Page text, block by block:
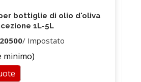
bottiglie di olio d'oliva
1L-5L
/ Impostato
minimo)